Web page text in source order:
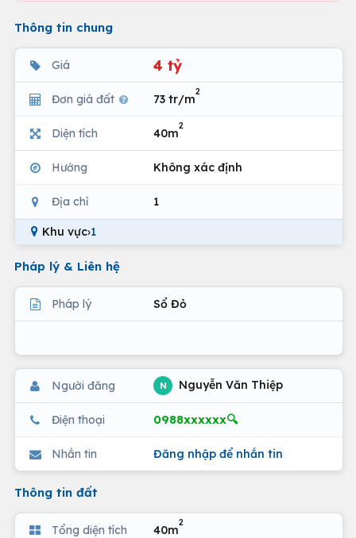
Thông tin chung
Giá 4 tỷ
Đơn giá đất 73 tr/m
2
Diện tích 40m
2
Hướng Không xác định
Địa chỉ 1
Khu vực›1
Pháp lý & Liên hệ
Pháp lý Sổ Đỏ
Người đăng N Nguyễn Văn Thiệp
Điện thoại 0988xxxxxx🔍
Nhắn tin Đăng nhập để nhắn tin
Thông tin đất
Tổng diện tích 40m
2